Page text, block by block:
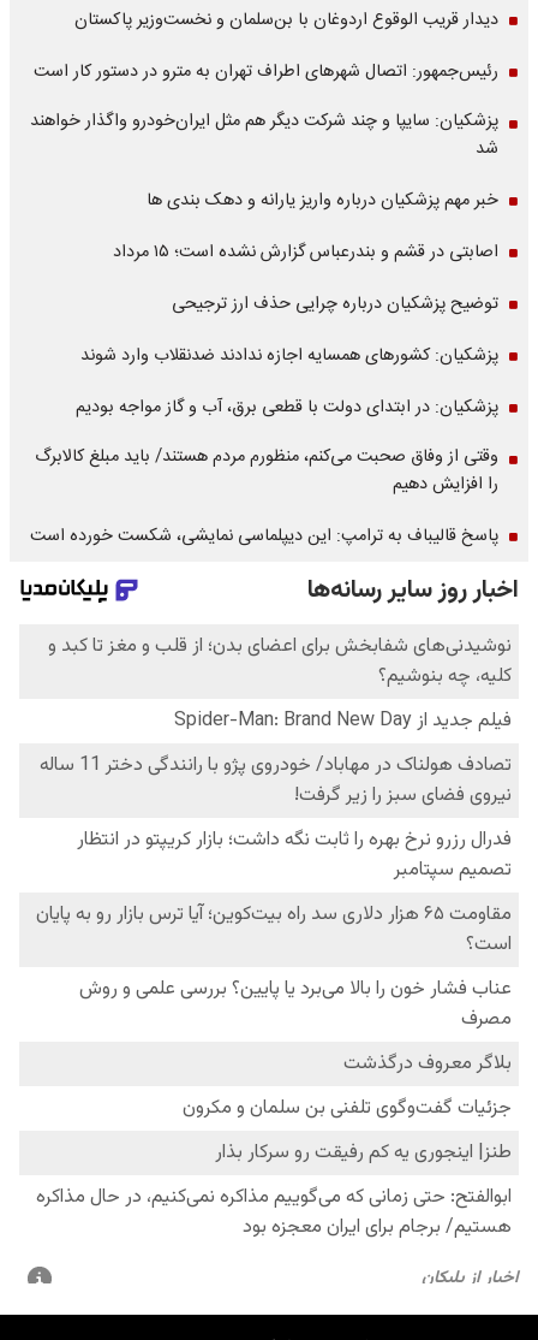
دیدار قریب الوقوع اردوغان با بن‌سلمان و نخست‌وزیر پاکستان
رئیس‌جمهور: اتصال شهرهای اطراف تهران به مترو در دستور کار است
پزشکیان: سایپا و چند شرکت دیگر هم مثل ایران‌خودرو واگذار خواهند
شد
خبر مهم پزشکیان درباره واریز یارانه و دهک بندی ها
اصابتی در قشم و بندرعباس گزارش نشده است؛ ۱۵ مرداد
توضیح پزشکیان درباره چرایی حذف ارز ترجیحی
پزشکیان: کشورهای همسایه اجازه ندادند ضدنقلاب وارد شوند
پزشکیان: در ابتدای دولت با قطعی برق، آب و گاز مواجه بودیم
وقتی از وفاق صحبت می‌کنم، منظورم مردم هستند/ باید مبلغ کالابرگ
را افزایش دهیم
پاسخ قالیباف به ترامپ: این دیپلماسی نمایشی، شکست خورده است